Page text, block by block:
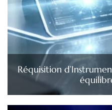
Réquisition